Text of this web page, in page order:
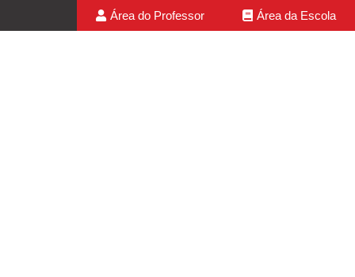
Área do Professor Área da Escola